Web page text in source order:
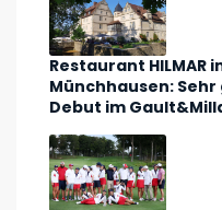
Restaurant HILMAR
Münchhausen:
Debut im